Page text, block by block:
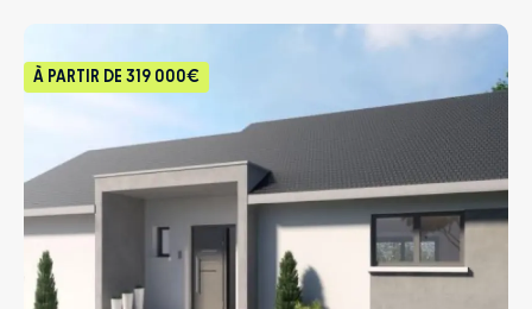
À PARTIR DE 319 000€